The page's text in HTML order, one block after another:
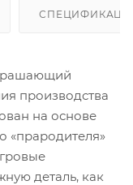
производства
на основе
«прародителя»
деталь, как